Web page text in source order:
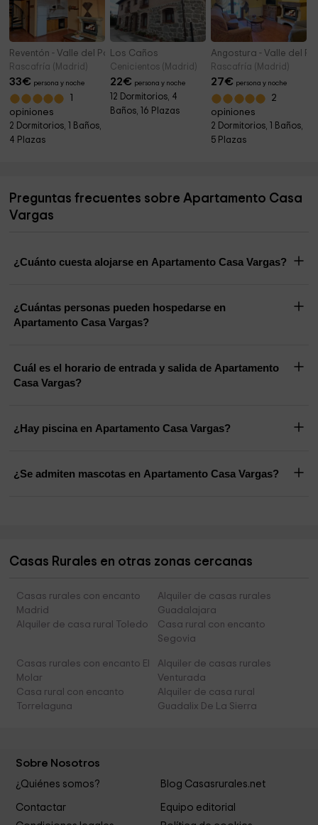
Reventón - Valle del Paular
Rascafría (Madrid)
33€ persona y noche
opiniones
2 Dormitorios, 1 Baños,
4 Plazas
Los Caños
Cenicientos (Madrid)
22€ persona y noche
12 Dormitorios, 4
Baños, 16 Plazas
Angostura - Valle del
Rascafría (Madrid)
27€ persona y noche
2
opiniones
2 Dormitorios, 1 Baños,
5 Plazas
Preguntas frecuentes sobre Apartamento Casa
Vargas
¿Cuánto cuesta alojarse en Apartamento Casa Vargas?
¿Cuántas personas pueden hospedarse en
Apartamento Casa Vargas?
Cuál es el horario de entrada y salida de Apartamento
Casa Vargas?
¿Hay piscina en Apartamento Casa Vargas?
¿Se admiten mascotas en Apartamento Casa Vargas?
Casas Rurales en otras zonas cercanas
Casas rurales con encanto
Madrid
Alquiler de casas rurales
Guadalajara
Alquiler de casa rural Toledo
Casa rural con encanto
Segovia
Casas rurales con encanto El
Molar
Alquiler de casas rurales
Venturada
Casa rural con encanto
Torrelaguna
Alquiler de casa rural
Guadalix De La Sierra
Sobre Nosotros
¿Quiénes somos? Blog Casasrurales.net
Contactar
Equipo editorial